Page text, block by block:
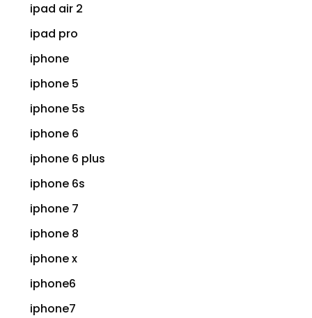
ipad air 2
ipad pro
iphone
iphone 5
iphone 5s
iphone 6
iphone 6 plus
iphone 6s
iphone 7
iphone 8
iphone x
iphone6
iphone7